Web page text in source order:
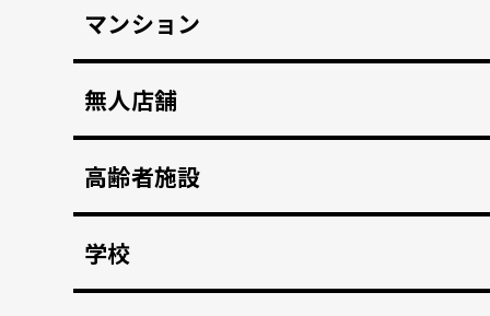
マンション
無人店舗
高齢者施設
学校